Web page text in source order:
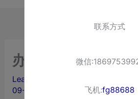
办广州实习证明
Leave a Comment
09-13
联系方式
微信
飞机:fg88688